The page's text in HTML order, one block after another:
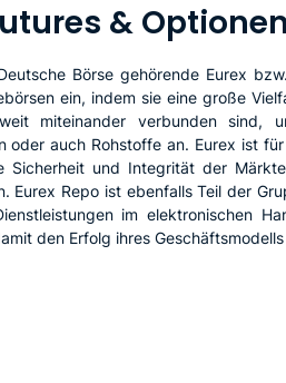
&
Börse gehörende Eurex
ein, indem sie eine große
miteinander verbunden sind,
oder auch Rohstoffe an. Eurex ist
Sicherheit und Integrität der
Eurex Repo ist ebenfalls Teil der
im elektronischen
den Erfolg ihres